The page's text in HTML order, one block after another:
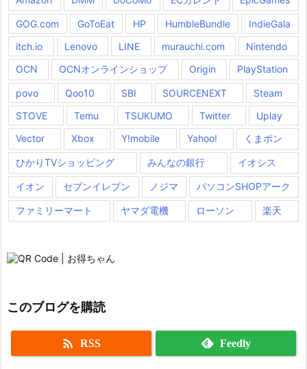
GOG.com GoToEat HP HumbleBundle
IndieGala
itch.io
Lenovo LINE murauchi.com
Nintendo
OCN
OCNオンラインショップ Origin PlayStation
povo Qoo10 SBI SOURCENEXT
Steam
STOVE
Temu TSUKUMO Twitter
Uplay
Vector
Xbox Y!mobile Yahoo! くまポン
ひかりTVショッピング みんなの銀行 イオシス
イオン セブンイレブン ノジマ パソコンSHOPアーク
ファミリーマート ヤマダ電機 ローソン 楽天
このブログを購読
 RSS Feedly